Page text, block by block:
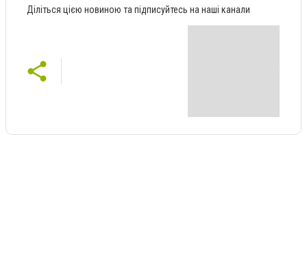
Діліться цією новиною та підписуйтесь на наші канали